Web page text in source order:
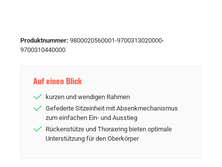
Produktnummer: 9800020560001-9700313020000-
9700310440000
Auf einen Blick
kurzen und wendigen Rahmen
Gefederte Sitzeinheit mit Absenkmechanismus
zum einfachen Ein- und Ausstieg
Rückenstütze und Thoraxring bieten optimale
Unterstützung für den Oberkörper